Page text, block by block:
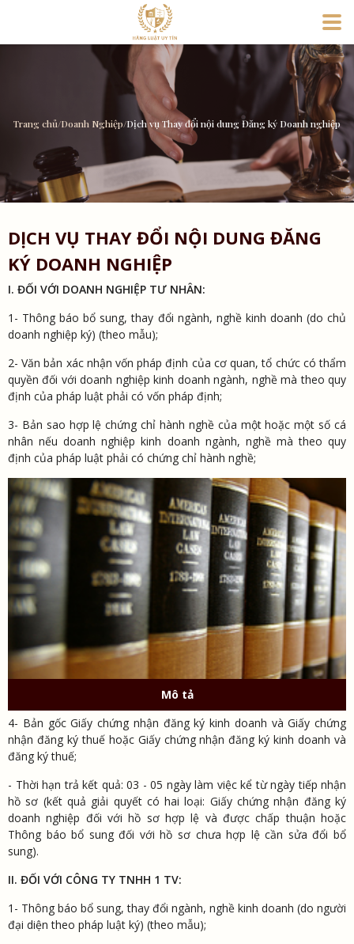
Trang chủ/Doanh Nghiệp/Dịch vụ Thay đổi nội dung Đăng ký Doanh nghiệp
DỊCH VỤ THAY ĐỔI NỘI DUNG ĐĂNG
KÝ DOANH NGHIỆP
I. ĐỐI VỚI DOANH NGHIỆP TƯ NHÂN:
1- Thông báo bổ sung, thay đổi ngành, nghề kinh doanh (do chủ
doanh nghiệp ký) (theo mẫu);
2- Văn bản xác nhận vốn pháp định của cơ quan, tổ chức có thẩm
quyền đối với doanh nghiệp kinh doanh ngành, nghề mà theo quy
định của pháp luật phải có vốn pháp định;
3- Bản sao hợp lệ chứng chỉ hành nghề của một hoặc một số cá
nhân nếu doanh nghiệp kinh doanh ngành, nghề mà theo quy
định của pháp luật phải có chứng chỉ hành nghề;
Mô tả
4- Bản gốc Giấy chứng nhận đăng ký kinh doanh và Giấy chứng
nhận đăng ký thuế hoặc Giấy chứng nhận đăng ký kinh doanh và
đăng ký thuế;
- Thời hạn trả kết quả: 03 - 05 ngày làm việc kể từ ngày tiếp nhận
hồ sơ (kết quả giải quyết có hai loại: Giấy chứng nhận đăng ký
doanh nghiệp đối với hồ sơ hợp lệ và được chấp thuận hoặc
Thông báo bổ sung đối với hồ sơ chưa hợp lệ cần sửa đổi bổ
sung).
II. ĐỐI VỚI CÔNG TY TNHH 1 TV:
1- Thông báo bổ sung, thay đổi ngành, nghề kinh doanh (do người
đại diện theo pháp luật ký) (theo mẫu);